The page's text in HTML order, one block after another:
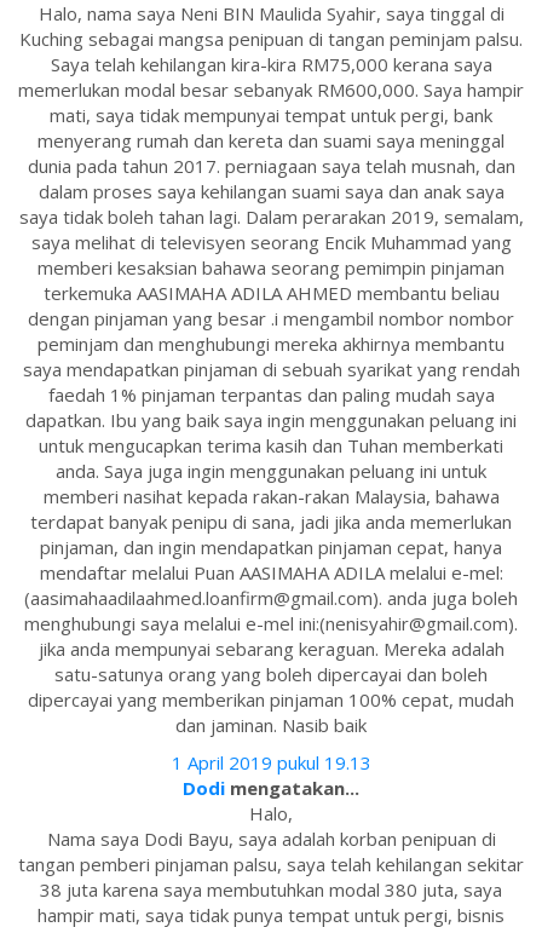
Halo, nama saya Neni BIN Maulida Syahir, saya tinggal di
Kuching sebagai mangsa penipuan di tangan peminjam palsu.
Saya telah kehilangan kira-kira RM75,000 kerana saya
memerlukan modal besar sebanyak RM600,000. Saya hampir
mati, saya tidak mempunyai tempat untuk pergi, bank
menyerang rumah dan kereta dan suami saya meninggal
dunia pada tahun 2017. perniagaan saya telah musnah, dan
dalam proses saya kehilangan suami saya dan anak saya
saya tidak boleh tahan lagi. Dalam perarakan 2019, semalam,
saya melihat di televisyen seorang Encik Muhammad yang
memberi kesaksian bahawa seorang pemimpin pinjaman
terkemuka AASIMAHA ADILA AHMED membantu beliau
dengan pinjaman yang besar .i mengambil nombor nombor
peminjam dan menghubungi mereka akhirnya membantu
saya mendapatkan pinjaman di sebuah syarikat yang rendah
faedah 1% pinjaman terpantas dan paling mudah saya
dapatkan. Ibu yang baik saya ingin menggunakan peluang ini
untuk mengucapkan terima kasih dan Tuhan memberkati
anda. Saya juga ingin menggunakan peluang ini untuk
memberi nasihat kepada rakan-rakan Malaysia, bahawa
terdapat banyak penipu di sana, jadi jika anda memerlukan
pinjaman, dan ingin mendapatkan pinjaman cepat, hanya
mendaftar melalui Puan AASIMAHA ADILA melalui e-mel:
(aasimahaadilaahmed.loanfirm@gmail.com). anda juga boleh
menghubungi saya melalui e-mel ini:(nenisyahir@gmail.com).
jika anda mempunyai sebarang keraguan. Mereka adalah
satu-satunya orang yang boleh dipercayai dan boleh
dipercayai yang memberikan pinjaman 100% cepat, mudah
dan jaminan. Nasib baik
1 April 2019 pukul 19.13
Dodi mengatakan...
Halo,
Nama saya Dodi Bayu, saya adalah korban penipuan di
tangan pemberi pinjaman palsu, saya telah kehilangan sekitar
38 juta karena saya membutuhkan modal 380 juta, saya
hampir mati, saya tidak punya tempat untuk pergi, bisnis